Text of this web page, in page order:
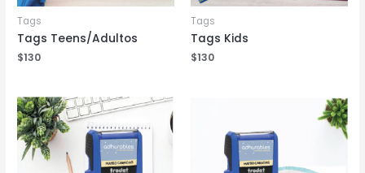
Tags
Tags Teens/Adultos
$130
Tags
Tags Kids
$130